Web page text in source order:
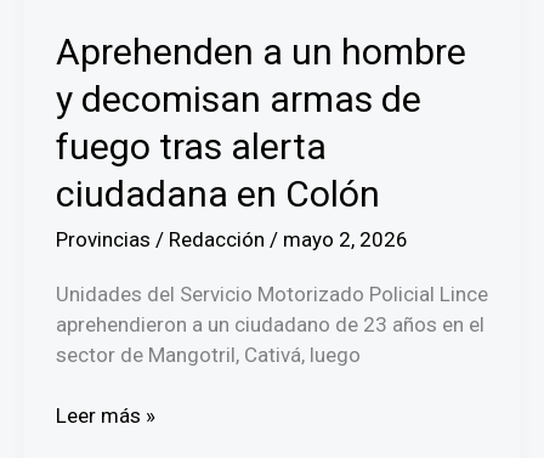
Aprehenden a un hombre
y decomisan armas de
fuego tras alerta
ciudadana en Colón
Provincias / Redacción / mayo 2, 2026
Unidades del Servicio Motorizado Policial Lince
aprehendieron a un ciudadano de 23 años en el
sector de Mangotril, Cativá, luego
Aprehenden
Leer más »